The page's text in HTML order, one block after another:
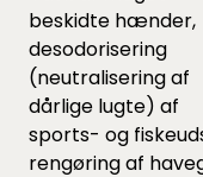
beskidte hænder,
desodorisering
(neutralisering af
dårlige lugte) af
sports- og
rengøring af